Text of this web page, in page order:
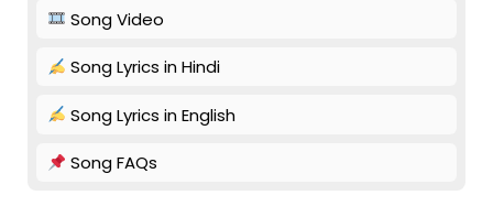
Song Video
Song Lyrics in Hindi
Song Lyrics in English
Song FAQs